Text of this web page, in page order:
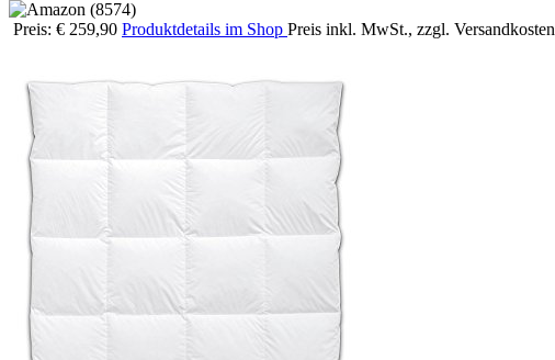
Preis: € 259,90 Produktdetails im Shop Preis inkl. MwSt., zzgl. Versandkosten